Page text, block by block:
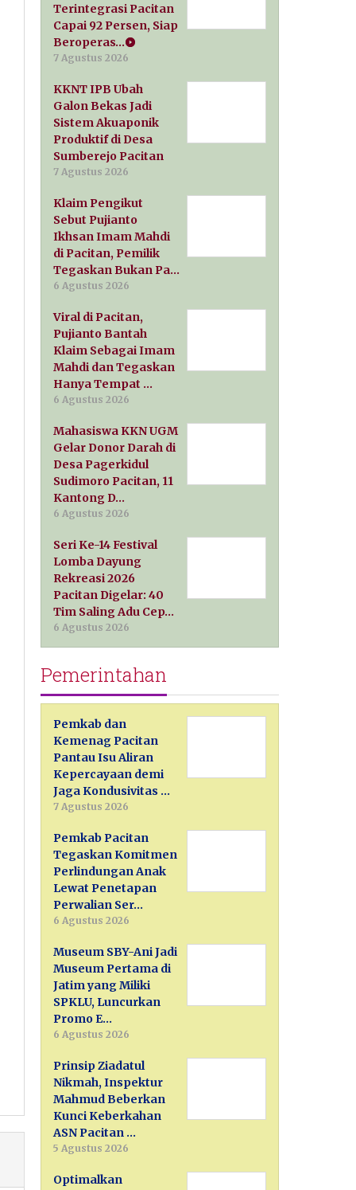
Terintegrasi Pacitan
Capai 92 Persen, Siap
Beroperas…
7 Agustus 2026
KKNT IPB Ubah
Galon Bekas Jadi
Sistem Akuaponik
Produktif di Desa
Sumberejo Pacitan
7 Agustus 2026
Klaim Pengikut
Sebut Pujianto
Ikhsan Imam Mahdi
di Pacitan, Pemilik
Tegaskan Bukan Pa…
6 Agustus 2026
Viral di Pacitan,
Pujianto Bantah
Klaim Sebagai Imam
Mahdi dan Tegaskan
Hanya Tempat …
6 Agustus 2026
Mahasiswa KKN UGM
Gelar Donor Darah di
Desa Pagerkidul
Sudimoro Pacitan, 11
Kantong D…
6 Agustus 2026
Seri Ke-14 Festival
Lomba Dayung
Rekreasi 2026
Pacitan Digelar: 40
Tim Saling Adu Cep…
6 Agustus 2026
Pemerintahan
Pemkab dan
Kemenag Pacitan
Pantau Isu Aliran
Kepercayaan demi
Jaga Kondusivitas …
7 Agustus 2026
Pemkab Pacitan
Tegaskan Komitmen
Perlindungan Anak
Lewat Penetapan
Perwalian Ser…
6 Agustus 2026
Museum SBY-Ani Jadi
Museum Pertama di
Jatim yang Miliki
SPKLU, Luncurkan
Promo E…
6 Agustus 2026
Prinsip Ziadatul
Nikmah, Inspektur
Mahmud Beberkan
Kunci Keberkahan
ASN Pacitan …
5 Agustus 2026
Optimalkan